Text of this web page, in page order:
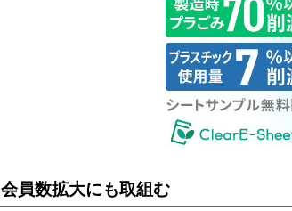
会員数拡大にも取組む